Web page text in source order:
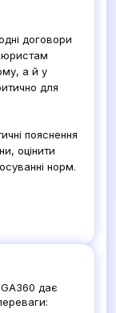
договори
юристам
а й у
для
пояснення
оцінити
норм.
дає